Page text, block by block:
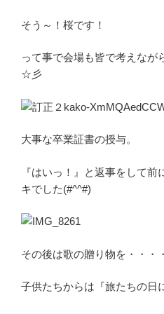
そう～！桜です！
って事で会場も皆で考えなが
☆彡
大事な卒業証書の授与。
『はいっ！』と返事をして
キでした(#^^#)
その後は歌の贈り物を・・・
子供たちからは『旅たちの日